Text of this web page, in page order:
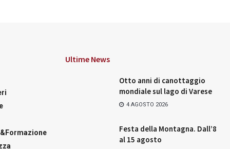
Ultime News
Otto anni di canottaggio
mondiale sul lago di Varese
4 AGOSTO 2026
Festa della Montagna. Dall’8
al 15 agosto